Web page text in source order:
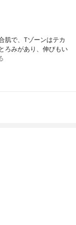
肌で、Tゾーンはテカ
ろみがあり、伸びもい